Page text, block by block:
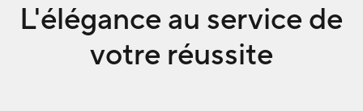
L'élégance au service de
votre réussite